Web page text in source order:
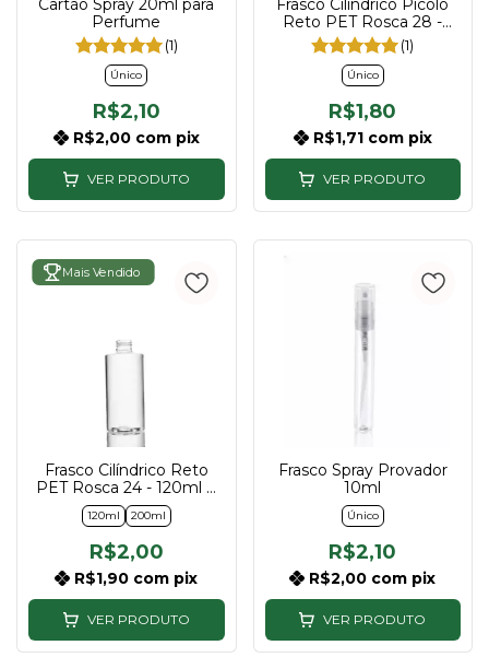
Cartão Spray 20ml para
Perfume
(1)
Único
R$2,10
R$2,00 com pix
VER PRODUTO
Frasco Cilíndrico Picolo
Reto PET Rosca 28 -
200ml | Transparente ou
Âmbar
(1)
Único
R$1,80
R$1,71 com pix
VER PRODUTO
Mais Vendido
Frasco Cilíndrico Reto
PET Rosca 24 - 120ml e
200ml
120ml 200ml
R$2,00
R$1,90 com pix
VER PRODUTO
Frasco Spray Provador
10ml
Único
R$2,10
R$2,00 com pix
VER PRODUTO